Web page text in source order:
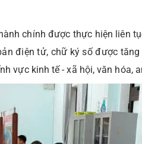
chính được thực hiện liên
điện tử, chữ ký số được
vực kinh tế - xã hội, văn hóa,